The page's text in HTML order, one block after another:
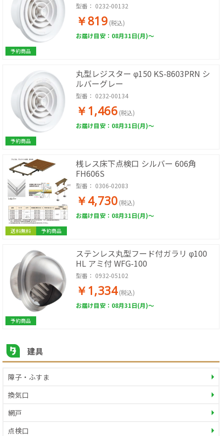
予約商品
型番： 0232-00132
￥819 (税込)
お届け目安：08月31日(月)～
予約商品
丸型レジスター φ150 KS-8603PRN シ
ルバーグレー
型番： 0232-00134
￥1,466 (税込)
お届け目安：08月31日(月)～
送料無料 予約商品
桟レス床下点検口 シルバー 606角
FH606S
型番： 0306-02083
￥4,730 (税込)
お届け目安：08月31日(月)～
予約商品
ステンレス丸型フード付ガラリ φ100
HL アミ付 WFG-100
型番： 0932-05102
￥1,334 (税込)
お届け目安：08月31日(月)～
建具
障子・ふすま
換気口
網戸
点検口